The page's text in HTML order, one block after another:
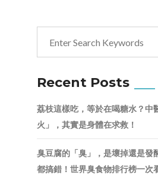
Recent Posts
荔枝這樣吃，等於在喝糖水？中
火」，其實是身體在求救！
臭豆腐的「臭」，是壞掉還是發
都搞錯！世界臭食物排行榜一次